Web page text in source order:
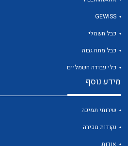
GEWISS
כבל חשמלי
כבל מתח גבוה
כלי עבודה חשמליים
מידע נוסף
שירותי תמיכה
נקודות מכירה
אודות